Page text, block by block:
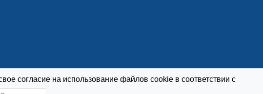
согласие на использование файлов cookie в соответствии с